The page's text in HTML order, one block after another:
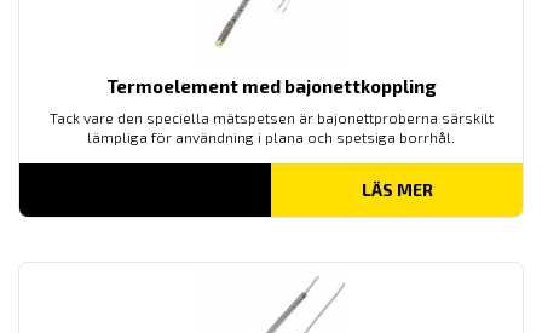
Termoelement med bajonettkoppling
Tack vare den speciella mätspetsen är bajonettproberna särskilt
lämpliga för användning i plana och spetsiga borrhål.
LÄS MER